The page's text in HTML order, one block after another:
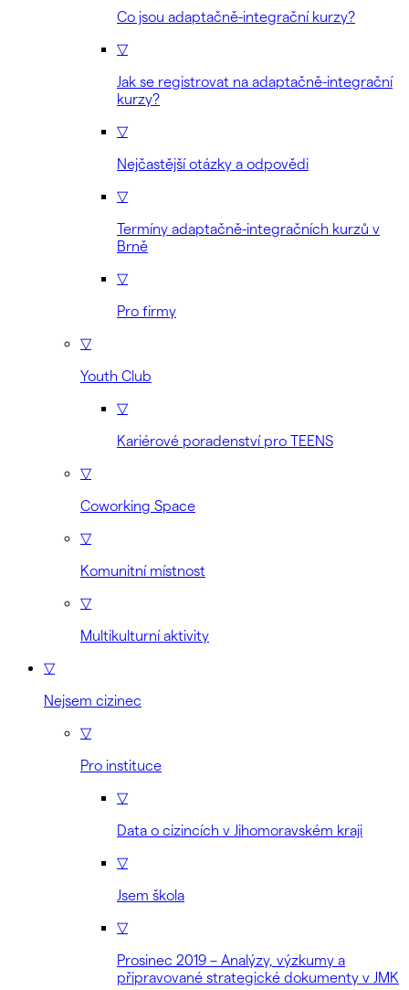
Co jsou adaptačně-integrační kurzy?
▽
Jak se registrovat na adaptačně-integrační
kurzy?
▽
Nejčastější otázky a odpovědi
▽
Termíny adaptačně-integračních kurzů v
Brně
▽
Pro firmy
▽
Youth Club
▽
Kariérové poradenství pro TEENS
▽
Coworking Space
▽
Komunitní místnost
▽
Multikulturní aktivity
▽
Nejsem cizinec
▽
Pro instituce
▽
Data o cizincích v Jihomoravském kraji
▽
Jsem škola
▽
Prosinec 2019 – Analýzy, výzkumy a
připravované strategické dokumenty v JMK